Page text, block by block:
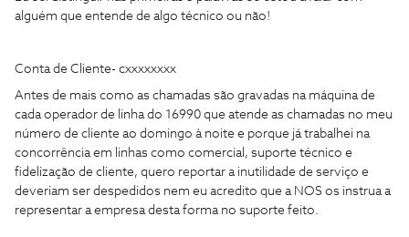
alguém que entende de algo técnico ou não!
Conta de Cliente- cxxxxxxxx
Antes de mais como as chamadas são gravadas na máquina de
cada operador de linha do 16990 que atende as chamadas no meu
número de cliente ao domingo à noite e porque já trabalhei na
concorrência em linhas como comercial, suporte técnico e
fidelização de cliente, quero reportar a inutilidade de serviço e
deveriam ser despedidos nem eu acredito que a NOS os instrua a
representar a empresa desta forma no suporte feito.